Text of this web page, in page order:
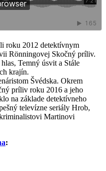
roku 2012 detektívnym
Rönningovej Skočný príliv.
Temný úsvit a Stále
krajín.
Švédska. Okrem
príliv roku 2016 a jeho
na základe detektívneho
televízne seriály Hrob,
Martinovi
: